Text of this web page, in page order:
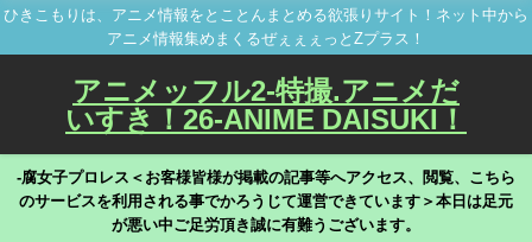
ひきこもりは、アニメ情報をとことんまとめる欲張りサイト！ネット中から
アニメ情報集めまくるぜぇぇぇっとZプラス！
アニメッフル2-特撮.アニメだ
いすき！26-ANIME DAISUKI！
-腐女子プロレス＜お客様皆様が掲載の記事等へアクセス、閲覧、こちら
のサービスを利用される事でかろうじて運営できています＞本日は足元
が悪い中ご足労頂き誠に有難うございます。